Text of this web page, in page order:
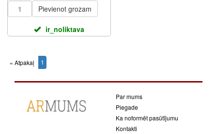
Pievienot grozam
ir_noliktava
« Atpakaļ 1
Par mums
Piegade
Ka noformēt pasūtījumu
Kontakti